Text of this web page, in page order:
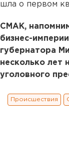
шла о первом
СМАК,
бизнес-
губернатора
несколько лет
уголовного
Происшествия